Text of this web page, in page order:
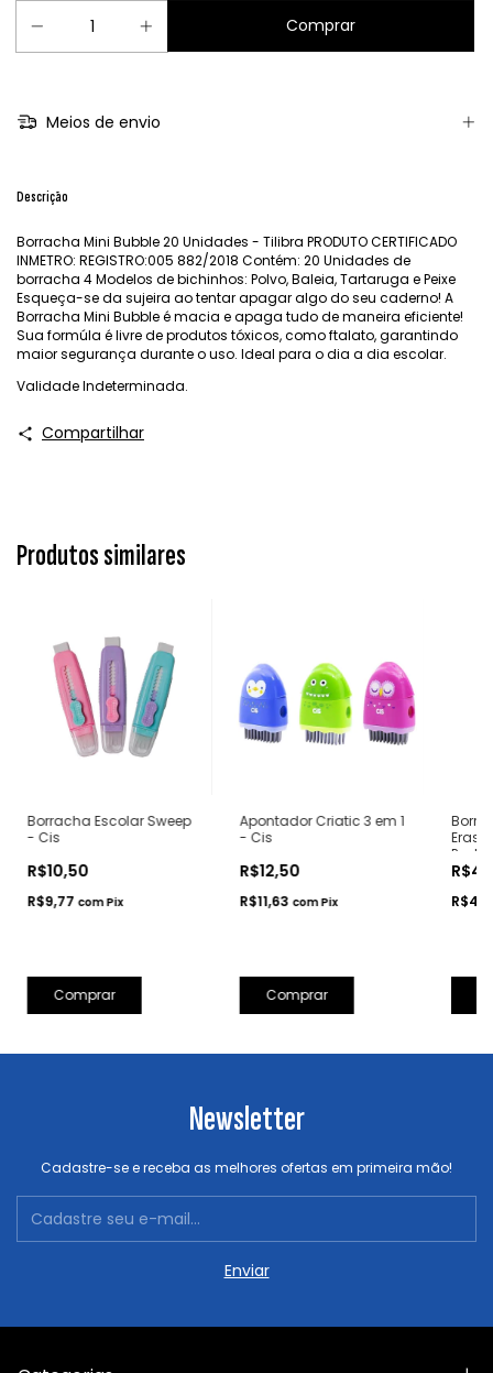
Meios de envio
Descrição
Borracha Mini Bubble 20 Unidades - Tilibra PRODUTO CERTIFICADO
INMETRO: REGISTRO:005 882/2018 Contém: 20 Unidades de
borracha 4 Modelos de bichinhos: Polvo, Baleia, Tartaruga e Peixe
Esqueça-se da sujeira ao tentar apagar algo do seu caderno! A
Borracha Mini Bubble é macia e apaga tudo de maneira eficiente!
Sua formúla é livre de produtos tóxicos, como ftalato, garantindo
maior segurança durante o uso. Ideal para o dia a dia escolar.
Validade Indeterminada.
Compartilhar
Produtos similares
Borracha Escolar Sweep
- Cis
R$10,50
R$9,77 comPix
Comprar
Apontador Criatic 3 em 1
- Cis
R$12,50
R$11,63 comPix
Comprar
Pentel
Newsletter
Cadastre-se e receba as melhores ofertas em primeira mão!